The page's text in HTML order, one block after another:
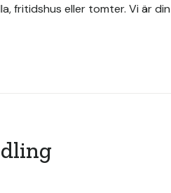
fritidshus eller tomter. Vi är din